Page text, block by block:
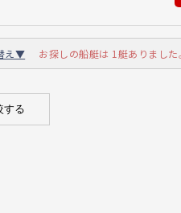
え▼ お探しの船艇は 1艇ありました
する